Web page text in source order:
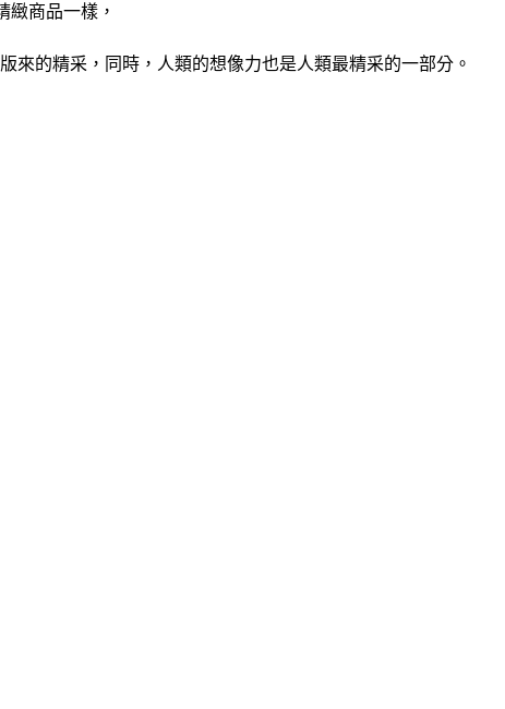
緻商品一樣，
來的精采，同時，人類的想像力也是人類最精采的一部分。